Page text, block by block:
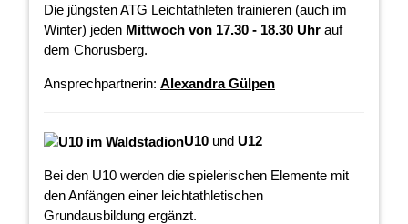
Die jüngsten ATG Leichtathleten trainieren (auch im
Winter) jeden Mittwoch von 17.30 - 18.30 Uhr auf
dem Chorusberg.
Ansprechpartnerin: Alexandra Gülpen
U10 und U12
Bei den U10 werden die spielerischen Elemente mit
den Anfängen einer leichtathletischen
Grundausbildung ergänzt.